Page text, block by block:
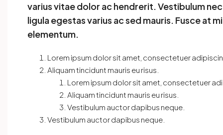
varius vitae dolor ac hendrerit. Vestibulum
ligula egestas varius ac sed mauris. Fusce at
elementum.
Lorem ipsum dolor sit amet, consectetuer
Aliquam tincidunt mauris eu risus.
Lorem ipsum dolor sit amet, consectetuer
Aliquam tincidunt mauris eu risus.
Vestibulum auctor dapibus neque.
Vestibulum auctor dapibus neque.